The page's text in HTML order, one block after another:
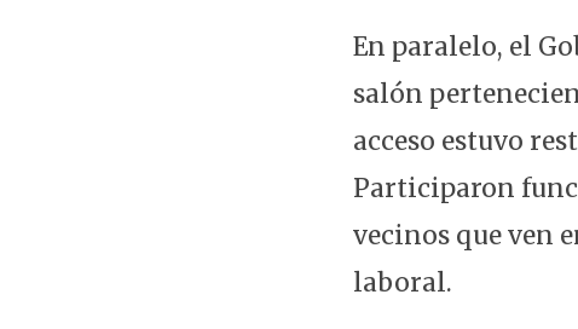
En paralelo, el
salón
acceso estuvo
Participaron
vecinos que ven
laboral.